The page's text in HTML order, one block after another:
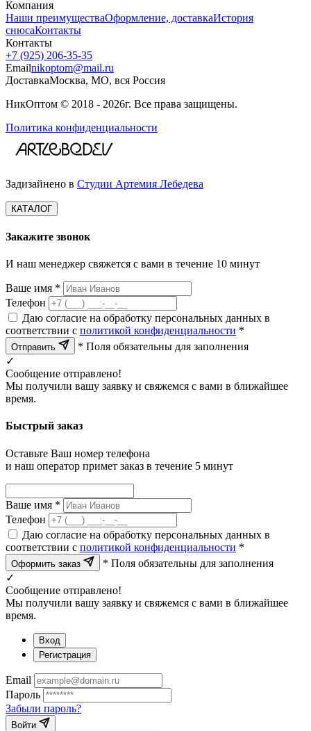
Компания
Наши преимуществаОформление, доставкаИстория
снюсаКонтакты
Контакты
+7 (925) 206‑35‑35
Emailnikoptom@mail.ru
ДоставкаМосква, МО, вся Россия
НикОптом © 2018 - 2026г. Все права защищены.
Политика конфиденциальности
Задизайнено в Студии Артемия Лебедева
КАТАЛОГ
Закажите звонок
И наш менеджер свяжется с вами в течение 10 минут
Ваше имя *
Телефон
Даю согласие на обработку персональных данных в
соответствии с политикой конфиденциальности *
Отправить
* Поля обязательны для заполнения
✓
Сообщение отправлено!
Мы получили вашу заявку и свяжемся с вами в ближайшее
время.
Быстрый заказ
Оставьте Ваш номер телефона
и наш оператор примет заказ в течение 5 минут
Ваше имя *
Телефон
Даю согласие на обработку персональных данных в
соответствии с политикой конфиденциальности *
Оформить заказ
* Поля обязательны для заполнения
✓
Сообщение отправлено!
Мы получили вашу заявку и свяжемся с вами в ближайшее
время.
Вход
Регистрация
Email
Пароль
Забыли пароль?
Войти